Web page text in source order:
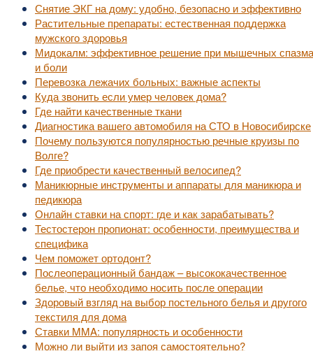
Снятие ЭКГ на дому: удобно, безопасно и эффективно
Растительные препараты: естественная поддержка
мужского здоровья
Мидокалм: эффективное решение при мышечных
и боли
Перевозка лежачих больных: важные аспекты
Куда звонить если умер человек дома?
Где найти качественные ткани
Диагностика вашего автомобиля на СТО в Новосибирске
Почему пользуются популярностью речные круизы по
Волге?
Где приобрести качественный велосипед?
Маникюрные инструменты и аппараты для маникюра и
педикюра
Онлайн ставки на спорт: где и как зарабатывать?
Тестостерон пропионат: особенности, преимущества и
специфика
Чем поможет ортодонт?
Послеоперационный бандаж – высококачественное
белье, что необходимо носить после операции
Здоровый взгляд на выбор постельного белья и другого
текстиля для дома
Ставки MMA: популярность и особенности
Можно ли выйти из запоя самостоятельно?